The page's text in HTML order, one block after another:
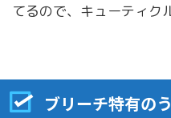
てるので、キューティク
ブリーチ特有の